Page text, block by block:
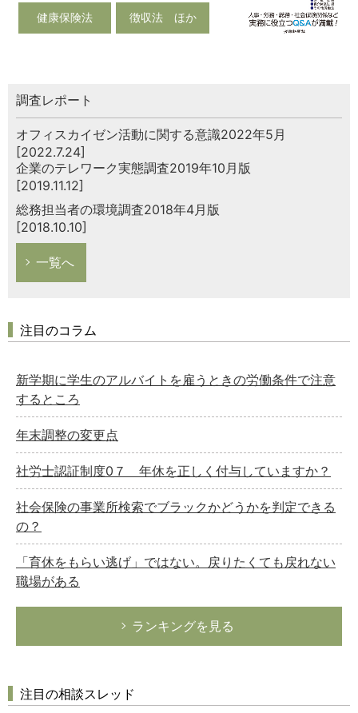
健康保険法 徴収法 ほか
調査レポート
オフィスカイゼン活動に関する意識2022年5月
[2022.7.24]
企業のテレワーク実態調査2019年10月版
[2019.11.12]
総務担当者の環境調査2018年4月版
[2018.10.10]
一覧へ
注目のコラム
新学期に学生のアルバイトを雇うときの労働条件で注意
するところ
年末調整の変更点
社労士認証制度0７ 年休を正しく付与していますか？
社会保険の事業所検索でブラックかどうかを判定できる
の？
「育休をもらい逃げ」ではない。戻りたくても戻れない
職場がある
ランキングを見る
注目の相談スレッド